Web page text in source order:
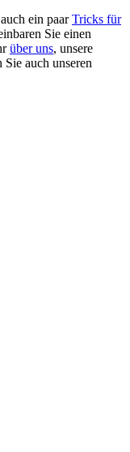
ein paarTricks für
Sie einen
über uns, unsere
Sie auch unseren